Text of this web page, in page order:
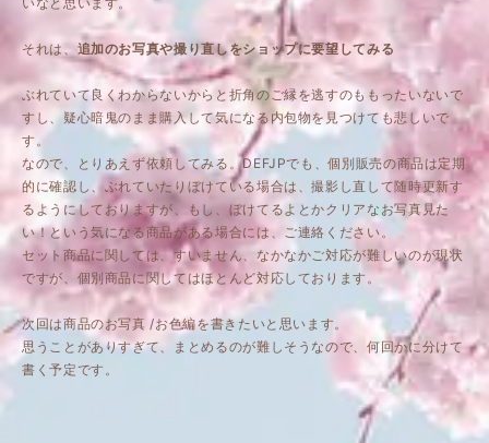
それは、 追加のお写真や撮り直しをショップに要望してみる
ぶれていて良くわからないからと折角のご縁を逃すのももったいないで
すし、疑心暗鬼のまま購入して気になる内包物を見つけても悲しいで
す。
なので、とりあえず依頼してみる。DEFJPでも、個別販売の商品は定期
的に確認し、ぶれていたりぼけている場合は、撮影し直して随時更新す
るようにしておりますが、もし、ぼけてるよとかクリアなお写真見た
い！という気になる商品がある場合には、ご連絡ください。
セット商品に関しては、すいません、なかなかご対応が難しいのが現状
ですが、個別商品に関してはほとんど対応しております。
次回は商品のお写真 /お色編を書きたいと思います。
思うことがありすぎて、まとめるのが難しそうなので、何回かに分けて
書く予定です。